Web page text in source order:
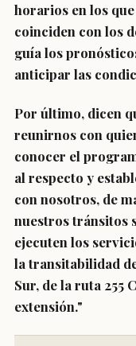
horarios en los
coinciden con los
guía los
anticipar las
Por último, dicen
reunirnos con
conocer el
al respecto y
con nosotros, de
nuestros tránsitos
ejecuten los
la transitabilidad
Sur, de la ruta 255
extensión."